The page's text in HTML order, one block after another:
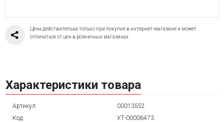
Цена действительна только при покупке в интернет-магазине и может
отличаться от цен в розничных магазинах
Характеристики товара
Артикул:
00013552
Код:
УТ-00006473